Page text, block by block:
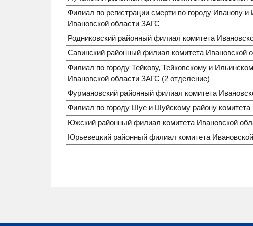
Филиал по регистрации смерти по городу Иванову
Ивановской области ЗАГС
Родниковский районный филиал комитета
Савинский районный филиал комитета Ивановской
Филиал по городу Тейкову, Тейковскому и
Ивановской области ЗАГС (2 отделение)
Фурмановский районный филиал комитета
Филиал по городу Шуе и Шуйскому району
Южский районный филиал комитета Ивановской
Юрьевецкий районный филиал комитета